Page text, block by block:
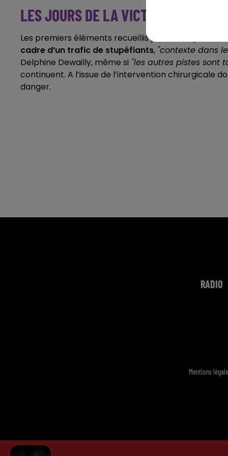
LES JOURS DE LA VICTIME NE SONT
Les premiers éléments recueillis par les enquêteurs
cadre d’un trafic de stupéfiants, "contexte dans
Delphine Dewailly, même si "les autres pistes sont
continuent. A l’issue de l’intervention chirurgicale
danger.
RADIO
Mentions